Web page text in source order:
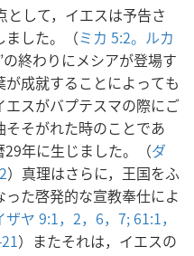
して，イエスは予告さ
ました。（ミカ 5:2。 ルカ
終わりにメシアが登場す
成就することによっても
スがバプテスマの際にご
そがれた時のことであ
年に生じました。（ダ
）真理はさらに，王国をふ
た啓発的な宣教奉仕によ
ザヤ 9:1，2， 6，7; 61:1，
）またそれは，イエスの